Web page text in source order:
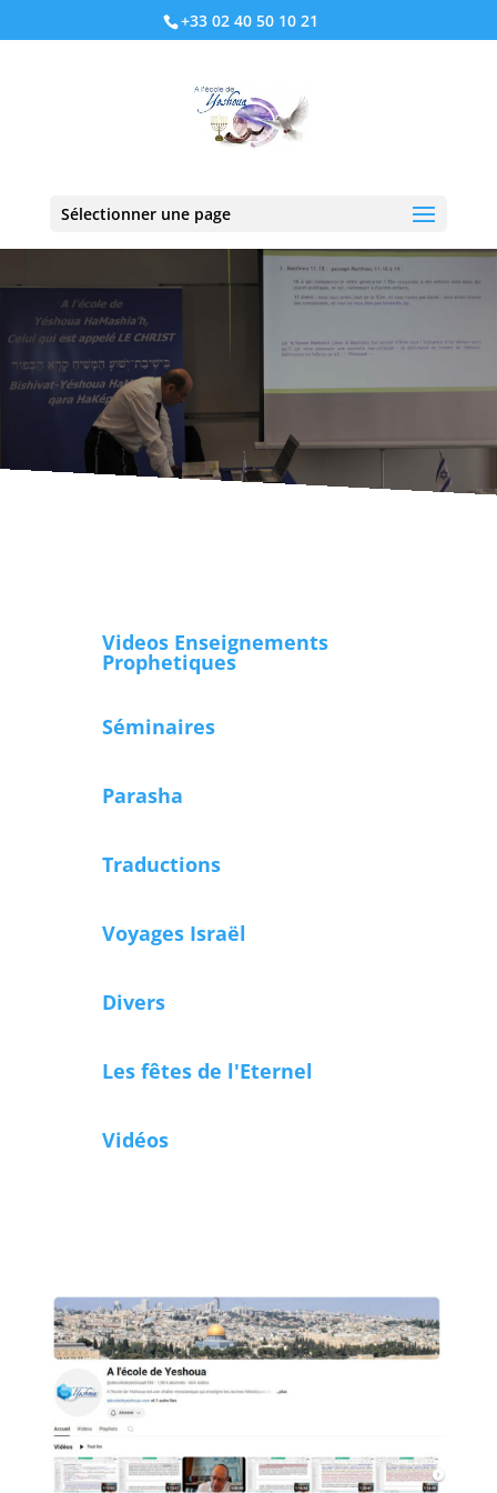
+33 02 40 50 10 21
Sélectionner une page
Videos Enseignements
Prophetiques
Séminaires
Parasha
Traductions
Voyages Israël
Divers
Les fêtes de l'Eternel
Vidéos